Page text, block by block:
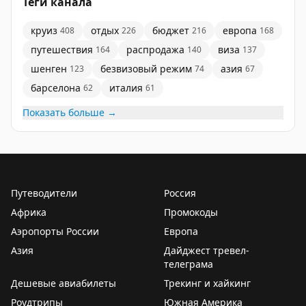
завершился в Анталье вместо Сочи — пассажирам
Информации о последующих круизах пока нет. Все
изменения объясняют «изменением условий
судоходства в Чёрном море».
✈️ @ranarod
круиз 408 отдых 226 бюджет 216 европа 168
путешествия 164 распродажа 140 виза 137
шенген 123 безвизовый режим 74 азия 67
барселона 62 италия 61
Показать больше →
Путеводители
Россия
Африка
Промокоды
Аэропорты России
Европа
Азия
Дайджест тревел-
телеграма
Дешевые авиабилеты
Трекинг и хайкинг
Роудтрипы
Южная Америка